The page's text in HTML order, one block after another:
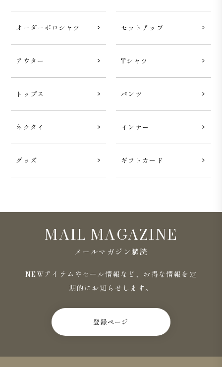
オーダーポロシャツ セットアップ
アウター Tシャツ
トップス パンツ
ネクタイ インナー
グッズ ギフトカード
MAIL MAGAZINE
メールマガジン購読
NEWアイテムやセール情報など、お得な情報を定
期的にお知らせします。
登録ページ